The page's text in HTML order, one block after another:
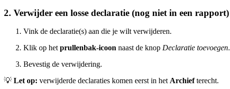
2. Verwijder een losse declaratie (nog niet in een rapport)
Vink de declaratie(s) aan die je wilt verwijderen.
Klik op hetprullenbak-icoon naast de knop Declaratie toevoegen.
Bevestig de verwijdering.
💡 Let op: verwijderde declaraties komen eerst in hetArchiefterecht.